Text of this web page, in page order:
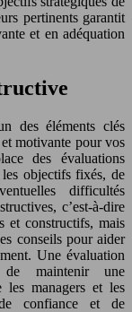
pertinents garantit
et en adéquation
des éléments clés
motivante pour vos
des évaluations
objectifs fixés, de
difficultés
c’est-à-dire
et constructifs, mais
conseils pour aider
Une évaluation
maintenir une
les managers et les
confiance et de